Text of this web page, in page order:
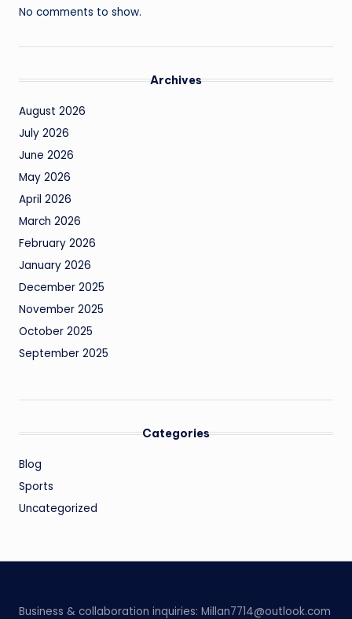
No comments to show.
Archives
August 2026
July 2026
June 2026
May 2026
April 2026
March 2026
February 2026
January 2026
December 2025
November 2025
October 2025
September 2025
Categories
Blog
Sports
Uncategorized
Business & collaboration inquiries: Millan7714@outlook.com